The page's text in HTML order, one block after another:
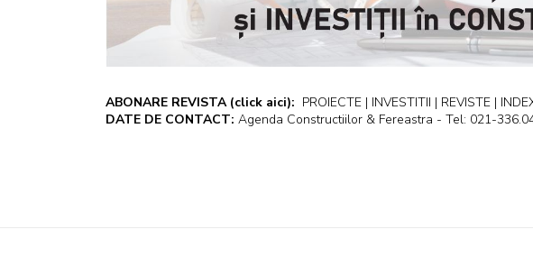
ABONARE REVISTA (click aici): PROIECTE | INVESTITII | REVISTE |
DATE DE CONTACT: Agenda Constructiilor & Fereastra - Tel: 021-